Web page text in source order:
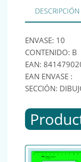
DESCRIPCIÓN
ENVASE: 10
CONTENIDO: B
EAN:
EAN ENVASE :
SECCIÓN: